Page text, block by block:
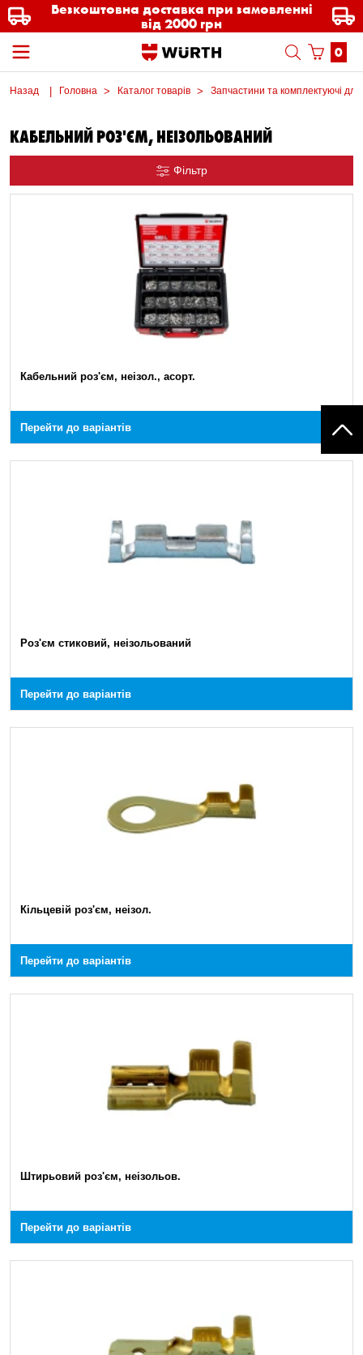
Безкоштовна доставка при замовленні
від 2000 грн
0
Назад Головна Каталог товарів Запчастини та комплектуючі для
КАБЕЛЬНИЙ РОЗ'ЄМ, НЕІЗОЛЬОВАНИЙ
Фільтр
Кабельний роз'єм, неізол., асорт.
Перейти до варіантів
Роз'єм стиковий, неізольований
Перейти до варіантів
Кільцевій роз'єм, неізол.
Перейти до варіантів
Штирьовий роз'єм, неізольов.
Перейти до варіантів